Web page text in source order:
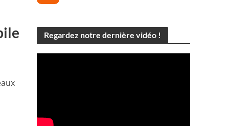
Regardez notre dernière vidéo !